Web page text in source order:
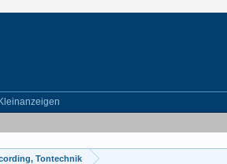
Tontechnik
Kleinanzeigen